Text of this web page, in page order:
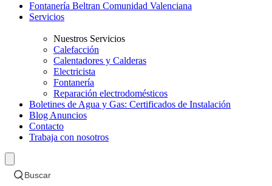
Fontanería Beltran Comunidad Valenciana
Servicios
Nuestros Servicios
Calefacción
Calentadores y Calderas
Electricista
Fontanería
Reparación electrodomésticos
Boletines de Agua y Gas: Certificados de Instalación
Blog Anuncios
Contacto
Trabaja con nosotros
Buscar